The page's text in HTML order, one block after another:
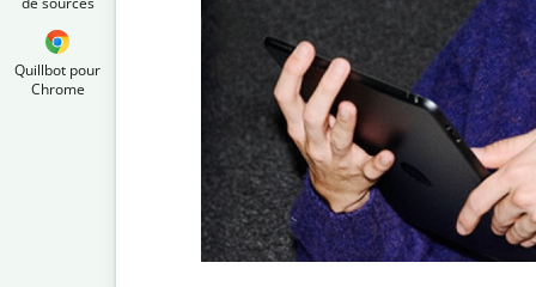
Quillbot pour
Chrome